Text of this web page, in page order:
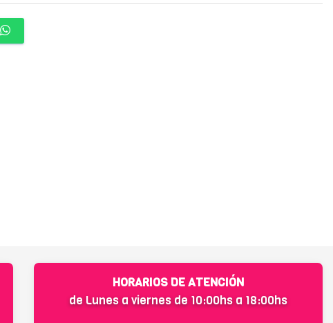
HORARIOS DE ATENCIÓN
de Lunes a viernes de 10:00hs a 18:00hs